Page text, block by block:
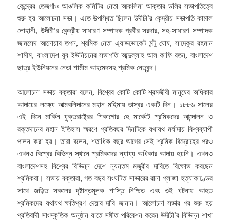
কেন্দ্রের তেজগাঁও আঞ্চলিক কমিটির নেতা আকলিমা আক্তার ডলির সভাপতিত্বে
শুরু হয় আলোচনা সভা। এতে উপস্থিত ছিলেন উদীচী’র কেন্দ্রীয় সভাপতি কামাল
লোহানী, উদীচী’র কেন্দ্রীয় সাধারণ সম্পাদক প্রবীর সরদার, সহ-সাধারণ সম্পাদক
জামসেদ আনোয়ার তপন, শ্রমিক নেতা এ্যাডভোকেট মন্টু ঘোষ, সাদেকুর রহমান
শামীম, বাংলাদেশ যুব ইউনিয়নের সভাপতি আব্দুল্লাহ আল কাফি রতন, বাংলাদেশ
ছাত্র ইউনিয়নের নেতা শামীম আহমেদসহ শ্রমিক নেতৃবৃন্দ।
আলোচনা সভায় বক্তারা বলেন, বিশ্বের কোটি কোটি শ্রমজীবী মানুষের অধিকার
আদায়ের লক্ষ্যে আত্মবলিদানের মহান মহিমায় ভাস্বর একটি দিন। ১৮৮৬ সালের
এই দিনে মার্কিন যুক্তরাষ্ট্রের শিকাগোর হে মার্কেটে শ্রমিকদের আন্দোলন ও
রক্তদানের মহান ইতিহাস স্মরণে প্রতিবছর দিনটিকে যথাযথ মর্যাদায় বিশ্বব্যাপী
পালন করা হয়। তারা বলেন, শতাধিক বছর আগের সেই শ্রমিক বিদ্রোহের পরও
এখনও বিশ্বের বিভিন্ন স্থানে শ্রমিকদের ন্যায্য অধিকার আদায় হয়নি। এখনও
বাংলাদেশসহ বিশ্বের বিভিন্ন দেশে ন্যূনতম মজুরীর দাবিতে বিক্ষোভ করছেন
শ্রমিকরা। সভায় বক্তারা, গত বছর সংঘটিত সাভারের রানা প্লাজা হত্যাকাণ্ডের
সাথে জড়িত সকলের দৃষ্টান্তমূলক শাস্তি নিশ্চিত এবং ওই ঘটনায় আহত
শ্রমিকদের যথাযথ ক্ষতিপূরণ দেয়ার দাবি জানান। আলোচনা সভার পর শুরু হয়
প্রতিবাদী সাংস্কৃতিক অনুষ্ঠান যাতে সঙ্গীত পরিবেশন করেন উদীচী’র বিভিন্ন শাখা